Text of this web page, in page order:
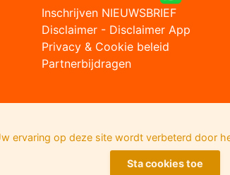
Inschrijven NIEUWSBRIEF
Disclaimer - Disclaimer App
Privacy & Cookie beleid
Partnerbijdragen
ervaring op deze site wordt verbeterd door
Sta cookies toe